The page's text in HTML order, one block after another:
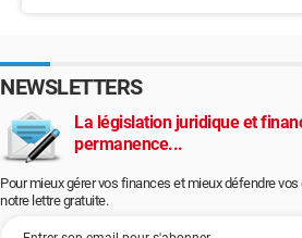
NEWSLETTERS
La législation juridique et
permanence...
Pour mieux gérer vos finances et mieux défendre
notre lettre gratuite.